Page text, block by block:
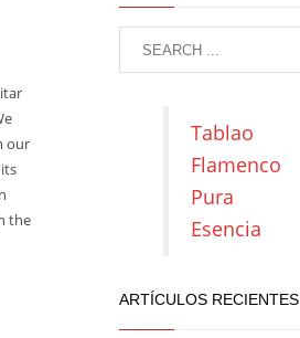
our
the
Tablao
Flamenco
Pura
Esencia
ARTÍCULOS RECIENTES